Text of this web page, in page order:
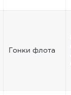
Гонки флота